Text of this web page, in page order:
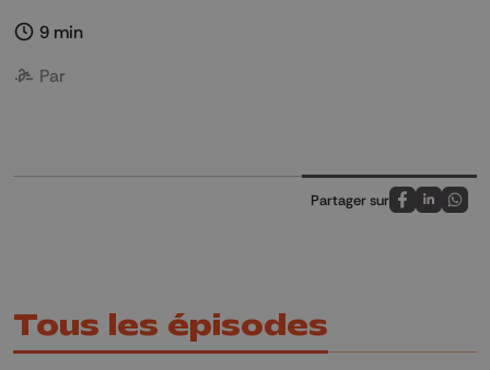
9 min
Par
Partager sur
Partagez sur
Partagez
Tous les épisodes